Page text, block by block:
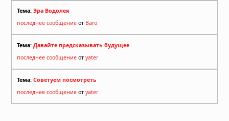
Тема: Эра Водолея
последнее сообщение от Baro
Тема: Давайте предсказывать будущее
последнее сообщение от yater
Тема: Советуем посмотреть
последнее сообщение от yater